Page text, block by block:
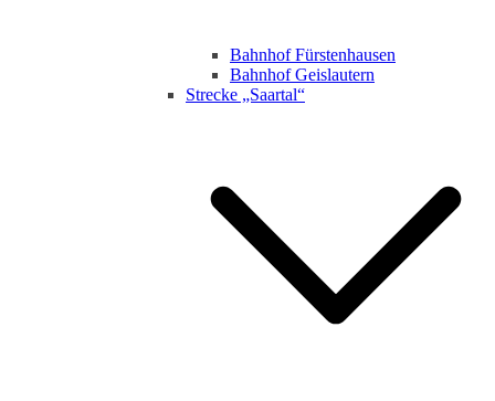
Bahnhof Fürstenhausen
Bahnhof Geislautern
Strecke „Saartal“